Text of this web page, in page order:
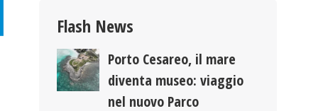
Flash News
Porto Cesareo, il mare
diventa museo: viaggio
nel nuovo Parco